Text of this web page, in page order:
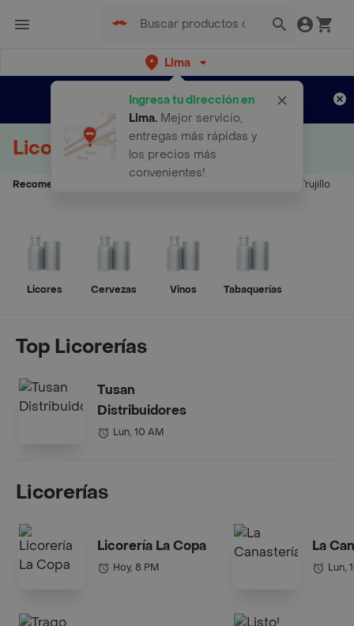
Lima
Ingresa tu dirección en
Lima. Mejor servicio,
entregas más rápidas y
los precios más
convenientes!
envíos gratis por semanas
Aplican TyC
Licores Delivery
Recomendados: Licorerías Trujillo
Licores Cervezas Vinos Tabaquerías
Top Licorerías
Tusan
Distribuidores
Lun, 10 AM
Licorerías
Licorería La Copa
Hoy, 8 PM
La
Lun,